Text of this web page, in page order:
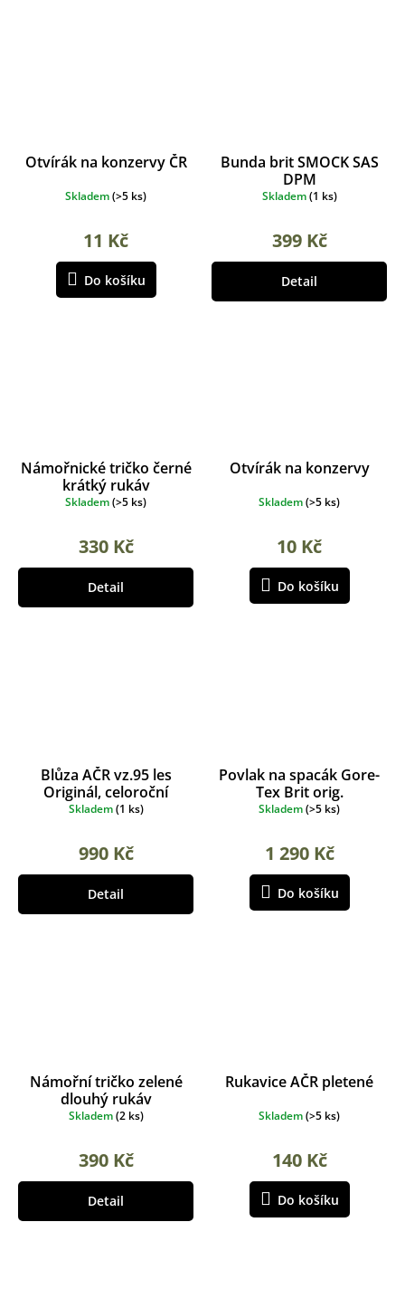
Otvírák na konzervy ČR
Skladem(>5 ks)
11 Kč
Do košíku
Bunda brit SMOCK SAS
DPM
Skladem(1 ks)
399 Kč
Detail
Námořnické tričko černé
krátký rukáv
Skladem(>5 ks)
330 Kč
Detail
Otvírák na konzervy
Skladem(>5 ks)
10 Kč
Do košíku
Blůza AČR vz.95 les
Originál, celoroční
Skladem(1 ks)
990 Kč
Detail
Povlak na spacák Gore-
Tex Brit orig.
Skladem(>5 ks)
1 290 Kč
Do košíku
Námořní tričko zelené
dlouhý rukáv
Skladem(2 ks)
390 Kč
Detail
Rukavice AČR pletené
Skladem(>5 ks)
140 Kč
Do košíku